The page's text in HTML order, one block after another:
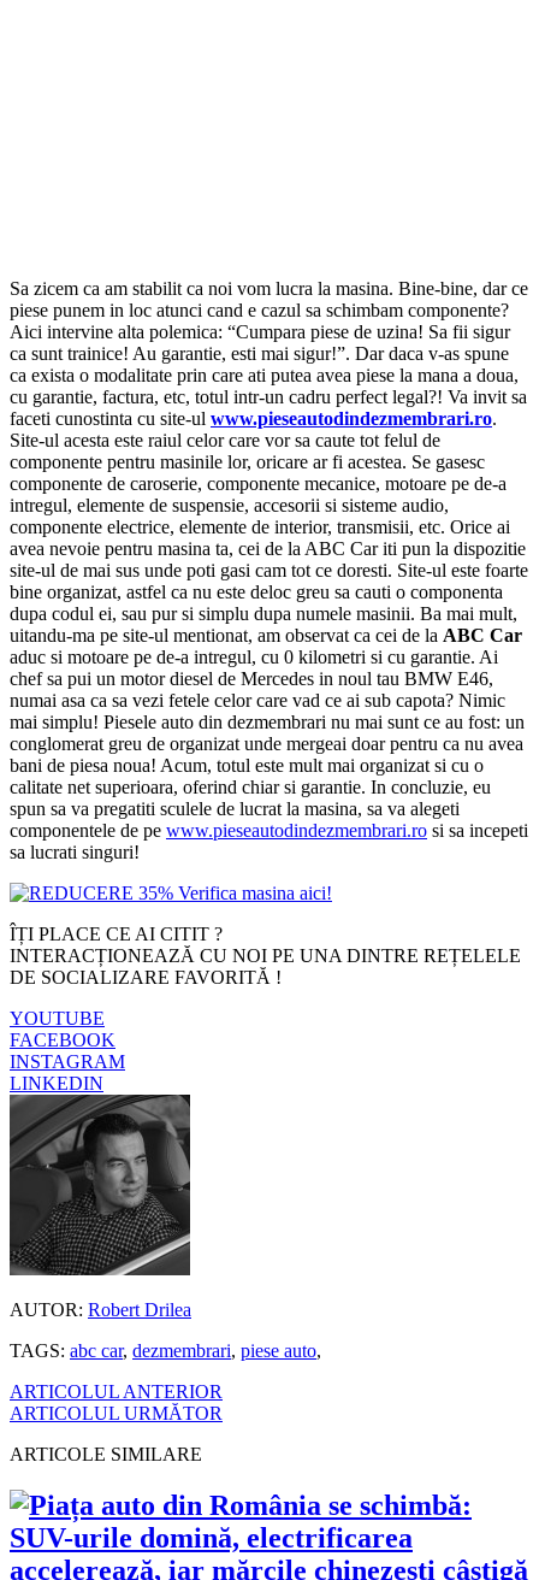
Sa zicem ca am stabilit ca noi vom lucra la masina. Bine-bine, dar ce
piese punem in loc atunci cand e cazul sa schimbam componente?
Aici intervine alta polemica: “Cumpara piese de uzina! Sa fii sigur
ca sunt trainice! Au garantie, esti mai sigur!”. Dar daca v-as spune
ca exista o modalitate prin care ati putea avea piese la mana a doua,
cu garantie, factura, etc, totul intr-un cadru perfect legal?! Va invit sa
faceti cunostinta cu site-ul www.pieseautodindezmembrari.ro.
Site-ul acesta este raiul celor care vor sa caute tot felul de
componente pentru masinile lor, oricare ar fi acestea. Se gasesc
componente de caroserie, componente mecanice, motoare pe de-a
intregul, elemente de suspensie, accesorii si sisteme audio,
componente electrice, elemente de interior, transmisii, etc. Orice ai
avea nevoie pentru masina ta, cei de la ABC Car iti pun la dispozitie
site-ul de mai sus unde poti gasi cam tot ce doresti. Site-ul este foarte
bine organizat, astfel ca nu este deloc greu sa cauti o componenta
dupa codul ei, sau pur si simplu dupa numele masinii. Ba mai mult,
uitandu-ma pe site-ul mentionat, am observat ca cei de la ABC Car
aduc si motoare pe de-a intregul, cu 0 kilometri si cu garantie. Ai
chef sa pui un motor diesel de Mercedes in noul tau BMW E46,
numai asa ca sa vezi fetele celor care vad ce ai sub capota? Nimic
mai simplu! Piesele auto din dezmembrari nu mai sunt ce au fost: un
conglomerat greu de organizat unde mergeai doar pentru ca nu avea
bani de piesa noua! Acum, totul este mult mai organizat si cu o
calitate net superioara, oferind chiar si garantie. In concluzie, eu
spun sa va pregatiti sculele de lucrat la masina, sa va alegeti
componentele de pe www.pieseautodindezmembrari.ro si sa incepeti
sa lucrati singuri!
ÎȚI PLACE CE AI CITIT ?
INTERACȚIONEAZĂ CU NOI PE UNA DINTRE REȚELELE
DE SOCIALIZARE FAVORITĂ !
YOUTUBE
FACEBOOK
INSTAGRAM
LINKEDIN
AUTOR: Robert Drilea
TAGS: abc car, dezmembrari, piese auto,
ARTICOLUL ANTERIOR
ARTICOLUL URMĂTOR
ARTICOLE SIMILARE